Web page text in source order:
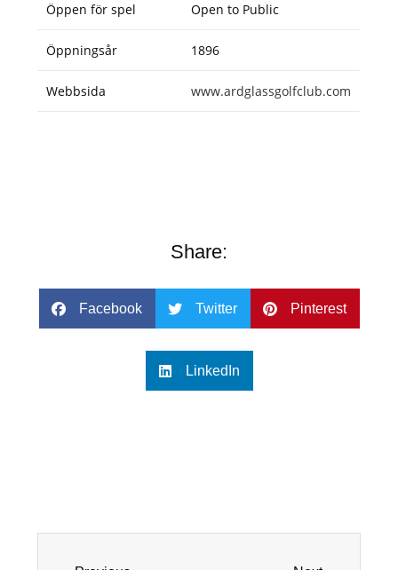
Öppen för spel Open to Public
Öppningsår 1896
Webbsida www.ardglassgolfclub.com
Share:
Facebook Twitter Pinterest
LinkedIn